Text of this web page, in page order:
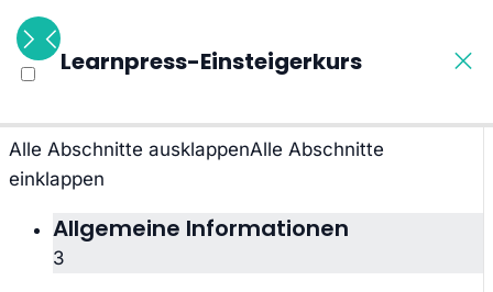
6 Abschnitte
33 Lektionen
Alle Abschnitte ausklappenAlle Abschnitte
einklappen
Allgemeine Informationen
3
Learnpress-Einsteigerkurs